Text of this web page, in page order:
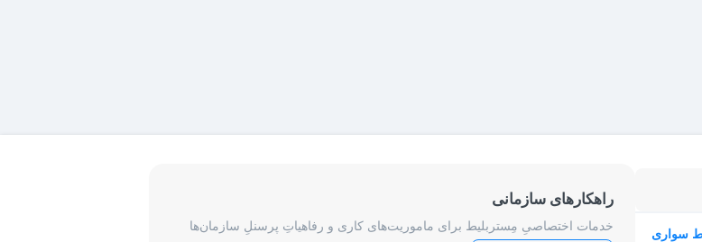
سواری
راهکارهای سازمانی
خدمات اختصاصیِ مِستربلیط برای ماموریت‌های کاری و رفاهیاتِ پرسنلِ سازمان‌ها